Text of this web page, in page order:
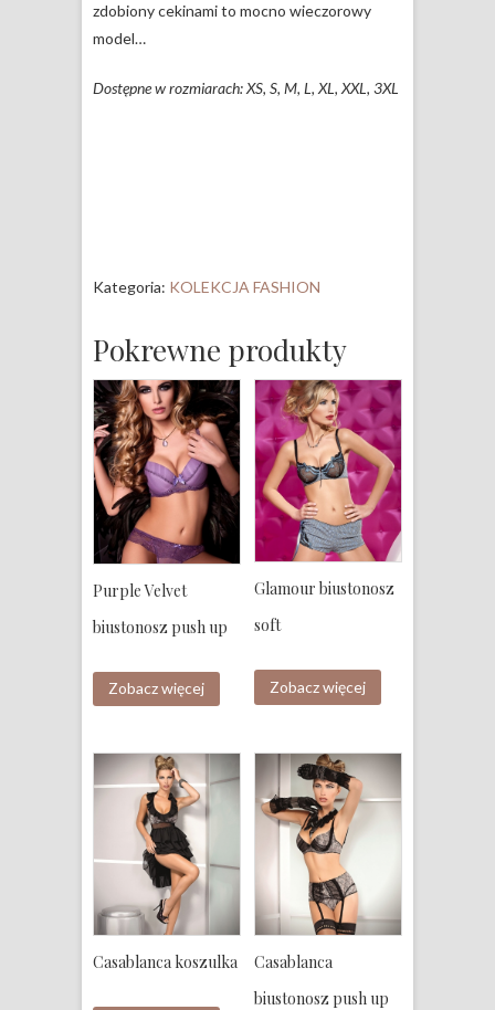
zdobiony cekinami to mocno wieczorowy
model…
Dostępne w rozmiarach: XS, S, M, L, XL, XXL, 3XL
Kategoria: KOLEKCJA FASHION
Pokrewne produkty
Purple Velvet
biustonosz push up
Zobacz więcej
Glamour biustonosz
soft
Zobacz więcej
Casablanca koszulka
Casablanca
biustonosz push up